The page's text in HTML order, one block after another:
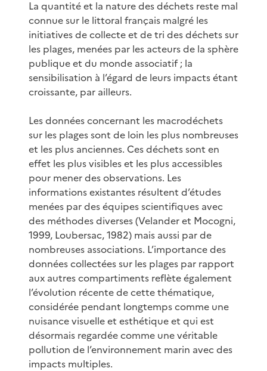
La quantité et la nature des déchets reste mal
connue sur le littoral français malgré les
initiatives de collecte et de tri des déchets sur
les plages, menées par les acteurs de la sphère
publique et du monde associatif ; la
sensibilisation à l’égard de leurs impacts étant
croissante, par ailleurs.
Les données concernant les macrodéchets
sur les plages sont de loin les plus nombreuses
et les plus anciennes. Ces déchets sont en
effet les plus visibles et les plus accessibles
pour mener des observations. Les
informations existantes résultent d’études
menées par des équipes scientifiques avec
des méthodes diverses (Velander et Mocogni,
1999, Loubersac, 1982) mais aussi par de
nombreuses associations. L’importance des
données collectées sur les plages par rapport
aux autres compartiments reflète également
l’évolution récente de cette thématique,
considérée pendant longtemps comme une
nuisance visuelle et esthétique et qui est
désormais regardée comme une véritable
pollution de l’environnement marin avec des
impacts multiples.